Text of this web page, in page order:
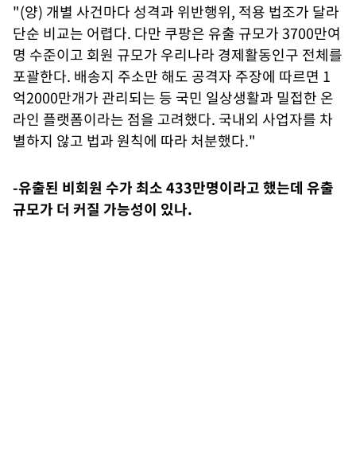
"(양) 개별 사건마다 성격과 위반행위, 적용 법조가 달라
단순 비교는 어렵다. 다만 쿠팡은 유출 규모가 3700만여
명 수준이고 회원 규모가 우리나라 경제활동인구 전체를
포괄한다. 배송지 주소만 해도 공격자 주장에 따르면 1
억2000만개가 관리되는 등 국민 일상생활과 밀접한 온
라인 플랫폼이라는 점을 고려했다. 국내외 사업자를 차
별하지 않고 법과 원칙에 따라 처분했다."
-유출된 비회원 수가 최소 433만명이라고 했는데 유출
규모가 더 커질 가능성이 있나.